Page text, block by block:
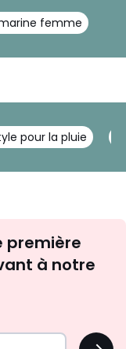
femme
pour la pluie
première
à notre
OK